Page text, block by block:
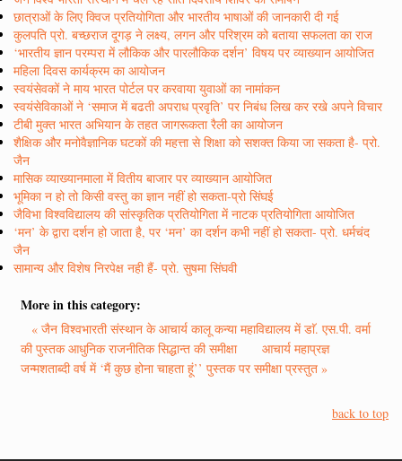
छात्राओं के लिए क्विज प्रतियोगिता और भारतीय भाषाओं की जानकारी दी गई
कुलपति प्रो. बच्छराज दूगड़ ने लक्ष्य, लगन और परिश्रम को बताया सफलता का राज
‘भारतीय ज्ञान परम्परा में लौकिक और पारलौकिक दर्शन’ विषय पर व्याख्यान आयोजित
महिला दिवस कार्यक्रम का आयोजन
स्वयंसेवकों ने माय भारत पोर्टल पर करवाया युवाओं का नामांकन
स्वयंसेविकाओं ने ‘समाज में बढती अपराध प्रवृति’ पर निबंध लिख कर रखे अपने विचार
टीबी मुक्त भारत अभियान के तहत जागरूकता रैली का आयोजन
शैक्षिक और मनोवैज्ञानिक घटकों की महत्ता से शिक्षा को सशक्त किया जा सकता है- प्रो.
जैन
मासिक व्याख्यानमाला में वितीय बाजार पर व्याख्यान आयोजित
भूमिका न हो तो किसी वस्तु का ज्ञान नहीं हो सकता-प्रो सिंघई
जैविभा विश्वविद्यालय की सांस्कृतिक प्रतियोगिता में नाटक प्रतियोगिता आयोजित
‘मन’ के द्वारा दर्शन हो जाता है, पर ‘मन’ का दर्शन कभी नहीं हो सकता- प्रो. धर्मचंद
जैन
सामान्य और विशेष निरपेक्ष नही हैं- प्रो. सुषमा सिंघवी
More in this category:
« जैन विश्वभारती संस्थान के आचार्य कालू कन्या महाविद्यालय में डाॅ. एस.पी. वर्मा
की पुस्तक आधुनिक राजनीतिक सिद्धान्त की समीक्षा
आचार्य महाप्रज्ञ
जन्मशताब्दी वर्ष में ‘मैं कुछ होना चाहता हूं’’ पुस्तक पर समीक्षा प्रस्तुत »
back to top